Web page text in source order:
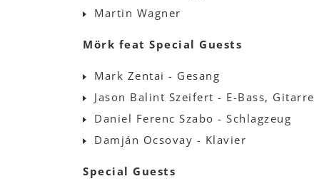
Martin Wagner
Mörk feat Special Guests
Mark Zentai - Gesang
Jason Balint Szeifert - E-Bass, Gitarre
Daniel Ferenc Szabo - Schlagzeug
Damján Ocsovay - Klavier
Special Guests